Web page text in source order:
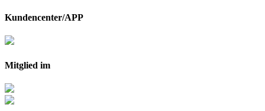
Kundencenter/APP
Mitglied im